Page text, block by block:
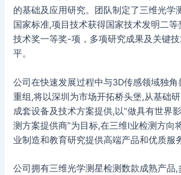
的基础及应用研究。团队制定了三维光学
国家标准,项目技术获得国家技术发明二
技术奖一等奖-项，多项研究成果及关键
平。
公司在快速发展过程中与3D传感领域独角
重组,将以深圳为市场开拓桥头堡,从基础
成套设备及技术方案提供,以”做具有世界
测方案提供商”为目标,在三维I业检测方向
业制造和教育研究提供高端产品和优质服
公司拥有三维光学测星检测数款成熟产品